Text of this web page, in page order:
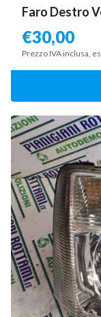
Faro Destro
€30,00
Prezzo IVA inclusa,